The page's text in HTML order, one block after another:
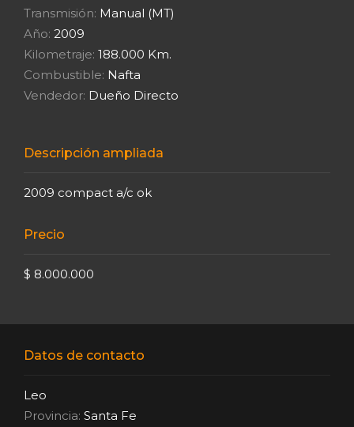
Transmisión: Manual (MT)
Año: 2009
Kilometraje: 188.000 Km.
Combustible: Nafta
Vendedor: Dueño Directo
Descripción ampliada
2009 compact a/c ok
Precio
$ 8.000.000
Datos de contacto
Leo
Provincia: Santa Fe